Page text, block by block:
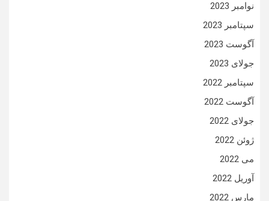
نوامبر 2023
سپتامبر 2023
آگوست 2023
جولای 2023
سپتامبر 2022
آگوست 2022
جولای 2022
ژوئن 2022
می 2022
آوریل 2022
مارس 2022